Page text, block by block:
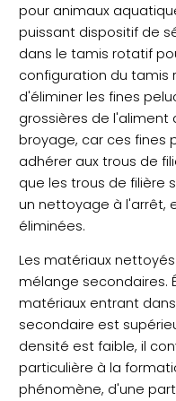
pour animaux
puissant dispositif de
dans le tamis rotatif
configuration du
d'éliminer les fines
grossières de l'aliment
broyage, car ces fines
adhérer aux trous de
que les trous de filière
un nettoyage à l'arrêt,
éliminées.
Les matériaux
mélange secondaires.
matériaux entrant
secondaire est
densité est faible, il
particulière à la
phénomène, d'une